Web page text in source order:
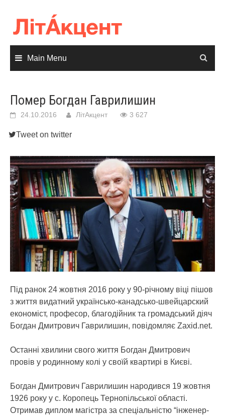
content
Main Menu
Помер Богдан Гаврилишин
24.10.2016 ЛітАкцент 3 627
Tweet on twitter
Під ранок 24 жовтня 2016 року у 90-річному віці пішов
з життя видатний українсько-канадсько-швейцарский
економіст, професор, благодійник та громадський діяч
Богдан Дмитрович Гаврилишин, повідомляє Zaxid.net.
Останні хвилини свого життя Богдан Дмитрович
провів у родинному колі у своїй квартирі в Києві.
Богдан Дмитрович Гаврилишин народився 19 жовтня
1926 року у с. Коропець Тернопільської області.
Отримав диплом магістра за спеціальністю “інженер-